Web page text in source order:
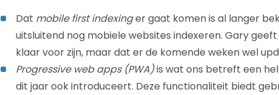
Dat mobile first indexinger gaat komen is al langer
uitsluitend nog mobiele websites indexeren. Gary
klaar voor zijn, maar dat er de komende weken wel
Progressive web apps (PWA)is wat ons betreft een
dit jaar ook introduceert. Deze functionaliteit biedt